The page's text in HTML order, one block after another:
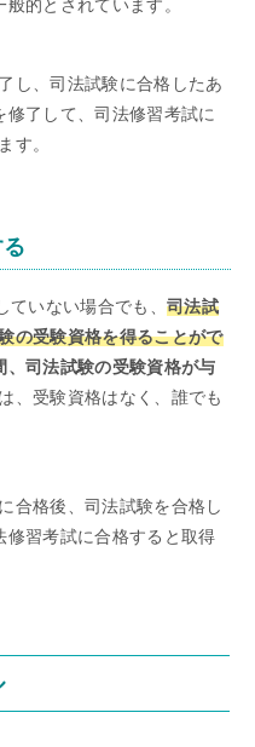
的とされています。
し、司法試験に合格したあ
了して、司法修習考試に
す。
ていない場合でも、司法試
の受験資格を得ることがで
司法試験の受験資格が与
、受験資格はなく、誰でも
合格後、司法試験を合格し
習考試に合格すると取得